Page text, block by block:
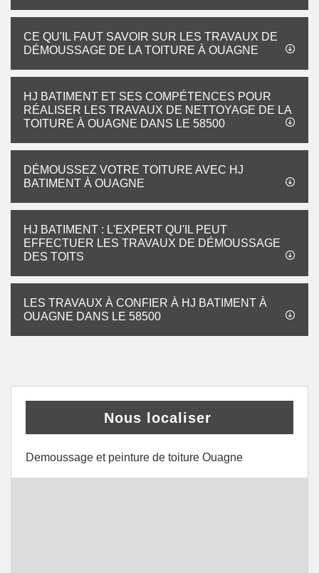
CE QU'IL FAUT SAVOIR SUR LES TRAVAUX DE
DÉMOUSSAGE DE LA TOITURE À OUAGNE
HJ BATIMENT ET SES COMPÉTENCES POUR
RÉALISER LES TRAVAUX DE NETTOYAGE DE LA
TOITURE À OUAGNE DANS LE 58500
DÉMOUSSEZ VOTRE TOITURE AVEC HJ
BATIMENT À OUAGNE
HJ BATIMENT : L'EXPERT QU'IL PEUT
EFFECTUER LES TRAVAUX DE DÉMOUSSAGE
DES TOITS
LES TRAVAUX À CONFIER À HJ BATIMENT À
OUAGNE DANS LE 58500
Nous localiser
Demoussage et peinture de toiture Ouagne